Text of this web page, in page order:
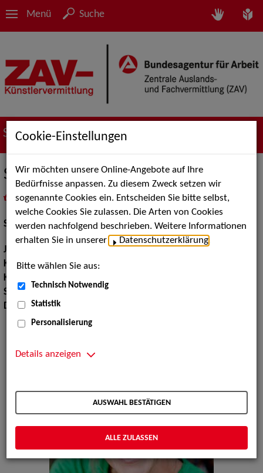
Menü Suche
Suche nach Künstler*innen
Sabine Gutberlet
als PDF speichern
inMeine Merklistelegen
Schauspiel:Film und TV
Jahrgang:
Körpergröße:172 cm
Konfektionsgröße:
Sprachen:
Englisch, Französisch, Italienisch
Dialekte:Rheinisch, Westfälisch
Cookie-Einstellungen
Wir möchten unsere Online-Angebote auf Ihre
Bedürfnisse anpassen. Zu diesem Zweck setzen wir
sogenannte Cookies ein. Entscheiden Sie bitte selbst,
welche Cookies Sie zulassen. Die Arten von Cookies
werden nachfolgend beschrieben. Weitere Informationen
erhalten Sie in unserer
Datenschutzerklärung
Bitte wählen Sie aus:
Technisch Notwendig
Statistik
Personalisierung
Details anzeigen
AUSWAHL BESTÄTIGEN
ALLE ZULASSEN